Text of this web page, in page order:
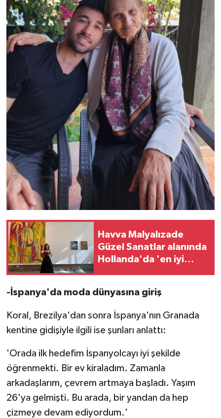
Havva Malyalızade
Güzel Sanatlar alanında
Hollanda'da 'en iyi
-İspanya'da moda dünyasına giriş
Koral, Brezilya'dan sonra İspanya'nın Granada
kentine gidişiyle ilgili ise şunları anlattı:
'Orada ilk hedefim İspanyolcayı iyi şekilde
öğrenmekti. Bir ev kiraladım. Zamanla
arkadaşlarım, çevrem artmaya başladı. Yaşım
26'ya gelmişti. Bu arada, bir yandan da hep
çizmeye devam ediyordum.'